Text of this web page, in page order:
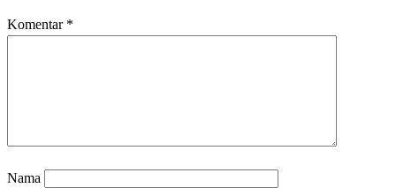
Komentar *
Nama